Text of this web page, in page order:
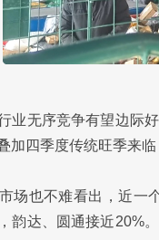
业无序竞争有望边际
加四季度传统旺季来
场也不难看出，近一
韵达、圆通接近20%